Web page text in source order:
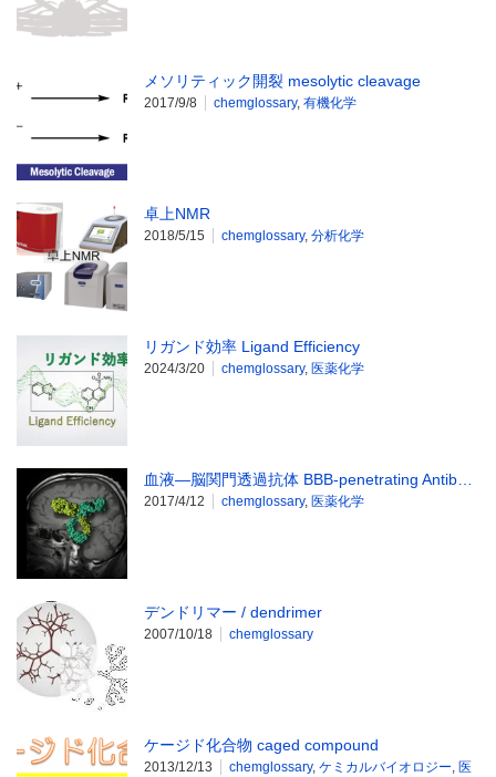
メソリティック開裂 mesolytic cleavage
2017/9/8 chemglossary, 有機化学
卓上NMR
2018/5/15 chemglossary, 分析化学
リガンド効率 Ligand Efficiency
2024/3/20 chemglossary, 医薬化学
血液―脳関門透過抗体 BBB-penetrating Antib…
2017/4/12 chemglossary, 医薬化学
デンドリマー / dendrimer
2007/10/18 chemglossary
ケージド化合物 caged compound
2013/12/13 chemglossary, ケミカルバイオロジー, 医